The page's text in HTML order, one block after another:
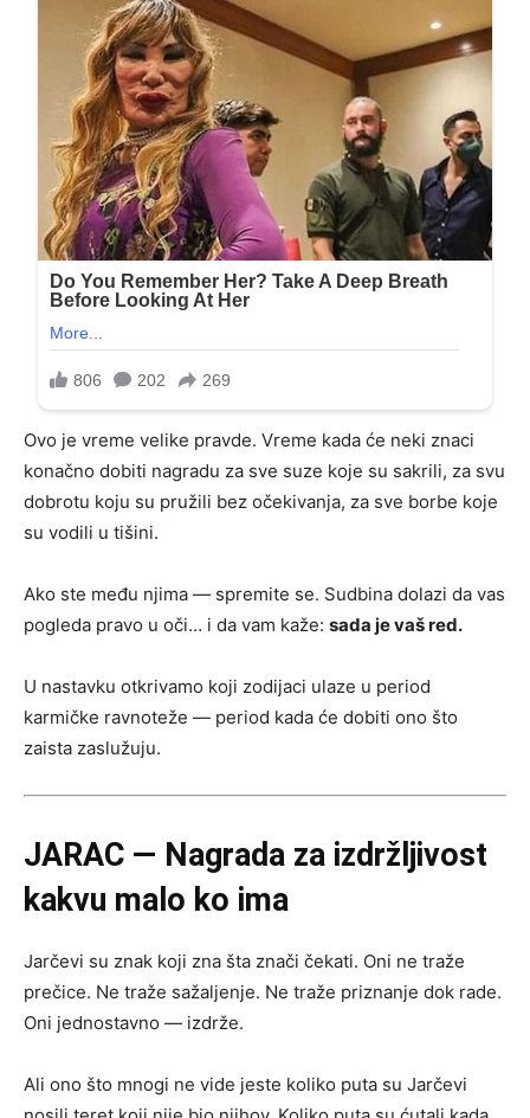
Ovo je vreme velike pravde. Vreme kada će neki znaci
konačno dobiti nagradu za sve suze koje su sakrili, za svu
dobrotu koju su pružili bez očekivanja, za sve borbe koje
su vodili u tišini.
Ako ste među njima — spremite se. Sudbina dolazi da vas
pogleda pravo u oči… i da vam kaže: sada je vaš red.
U nastavku otkrivamo koji zodijaci ulaze u period
karmičke ravnoteže — period kada će dobiti ono što
zaista zaslužuju.
JARAC — Nagrada za izdržljivost
kakvu malo ko ima
Jarčevi su znak koji zna šta znači čekati. Oni ne traže
prečice. Ne traže sažaljenje. Ne traže priznanje dok rade.
Oni jednostavno — izdrže.
Ali ono što mnogi ne vide jeste koliko puta su Jarčevi